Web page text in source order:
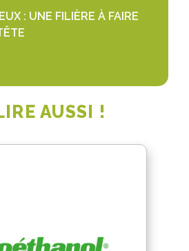
: UNE FILIÈRE À FAIRE
AUSSI !